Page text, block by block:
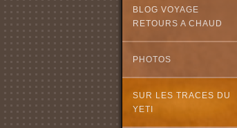
BLOG VOYAGE
RETOURS A CHAUD
PHOTOS
SUR LES TRACES DU
YETI